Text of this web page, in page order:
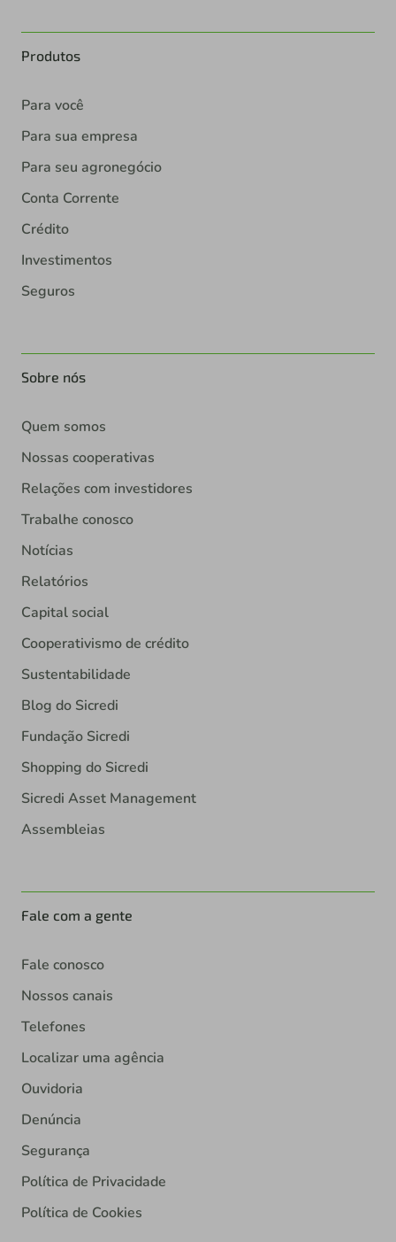
Produtos
Para você
Para sua empresa
Para seu agronegócio
Conta Corrente
Crédito
Investimentos
Seguros
Sobre nós
Quem somos
Nossas cooperativas
Relações com investidores
Trabalhe conosco
Notícias
Relatórios
Capital social
Cooperativismo de crédito
Sustentabilidade
Blog do Sicredi
Fundação Sicredi
Shopping do Sicredi
Sicredi Asset Management
Assembleias
Fale com a gente
Fale conosco
Nossos canais
Telefones
Localizar uma agência
Ouvidoria
Denúncia
Segurança
Política de Privacidade
Política de Cookies